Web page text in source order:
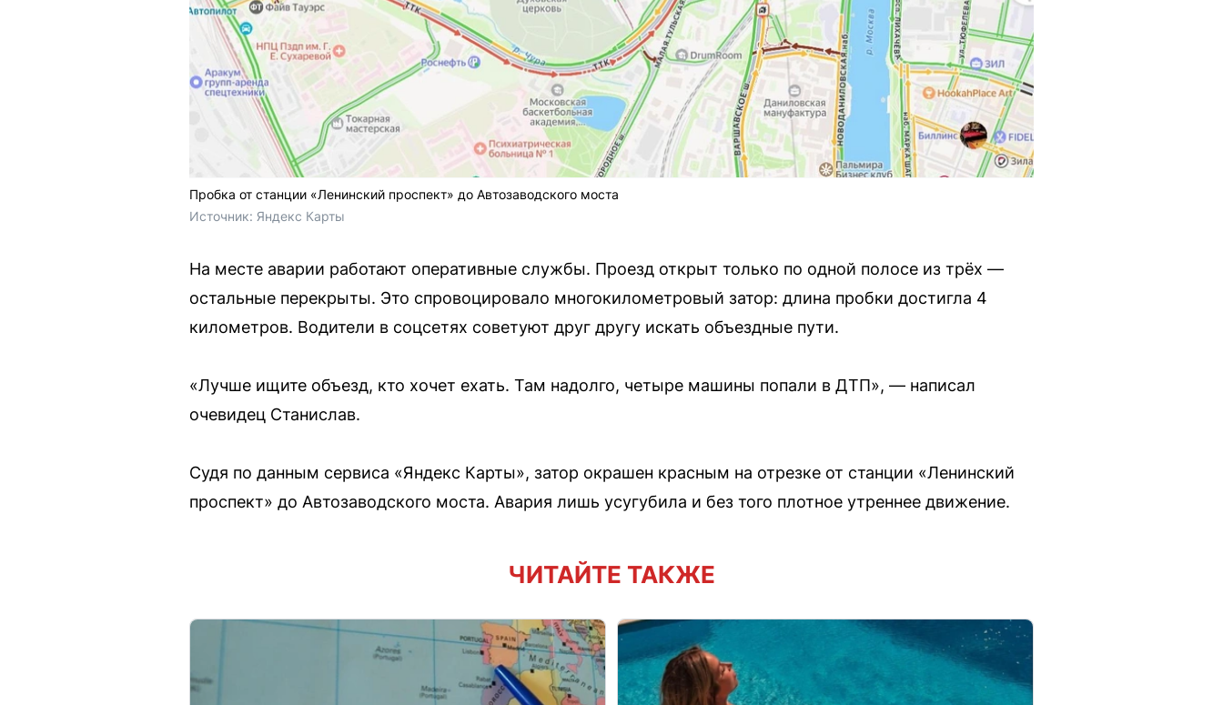
Пробка от станции «Ленинский проспект» до Автозаводского моста
Источник: Яндекс Карты
На месте аварии работают оперативные службы. Проезд открыт только по одной полосе из трёх —
остальные перекрыты. Это спровоцировало многокилометровый затор: длина пробки достигла 4
километров. Водители в соцсетях советуют друг другу искать объездные пути.
«Лучше ищите объезд, кто хочет ехать. Там надолго, четыре машины попали в ДТП», — написал
очевидец Станислав.
Судя по данным сервиса «Яндекс Карты», затор окрашен красным на отрезке от станции «Ленинский
проспект» до Автозаводского моста. Авария лишь усугубила и без того плотное утреннее движение.
ЧИТАЙТЕ ТАКЖЕ